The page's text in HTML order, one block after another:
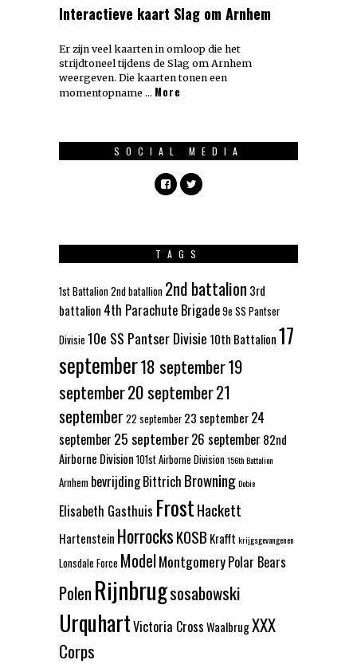
Interactieve kaart Slag om Arnhem
Er zijn veel kaarten in omloop die het
strijdtoneel tijdens de Slag om Arnhem
weergeven. Die kaarten tonen een
momentopname … More
SOCIAL MEDIA
TAGS
1st Battalion2nd batallion 2nd battalion 3rd
battalion 4th Parachute Brigade9e SS Pantser
Divisie 10e SS Pantser Divisie 10th Battalion17
september18 september19
september20 september21
september 22 september 23 september24
september 25 september26 september 82nd
Airborne Division 101st Airborne Division156th Battalion
Arnhem bevrijdingBittrich BrowningDobie
Elisabeth Gasthuis FrostHackett
Hartenstein HorrocksKOSB Krafft krijgsgevangenen
Lonsdale Force ModelMontgomeryPolar Bears
PolenRijnbrugsosabowski
UrquhartVictoria CrossWaalbrugXXX
Corps